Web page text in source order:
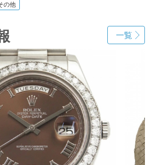
の他
一覧